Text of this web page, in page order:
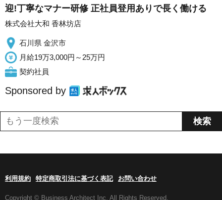
迎!丁寧なマナー研修 正社員登用ありで長く働ける
株式会社大和 香林坊店
石川県 金沢市
月給19万3,000円～25万円
契約社員
Sponsored by
利用規約 特定商取引法に基づく表記 お問い合わせ
Copyright © Business Architect Inc. All Rights Reserved.